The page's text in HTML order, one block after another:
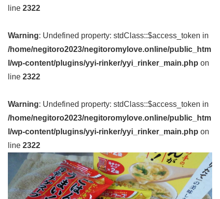
line 2322
Warning: Undefined property: stdClass::$access_token in
/home/negitoro2023/negitoromylove.online/public_htm
l/wp-content/plugins/yyi-rinker/yyi_rinker_main.php on
line 2322
Warning: Undefined property: stdClass::$access_token in
/home/negitoro2023/negitoromylove.online/public_htm
l/wp-content/plugins/yyi-rinker/yyi_rinker_main.php on
line 2322